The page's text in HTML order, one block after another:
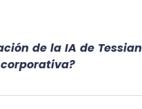
de la IA de